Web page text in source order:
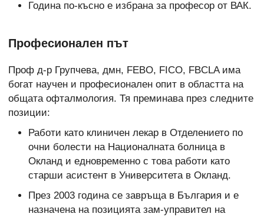
Година по-късно е избрана за професор от ВАК.
Професионален път
Проф д-р Групчева, дмн, FEBO, FICO, FBCLA има
богат научен и професионален опит в областта на
общата офталмология. Тя преминава през следните
позиции:
Работи като клиничен лекар в Отделението по
очни болести на Националната болница в
Окланд и едновременно с това работи като
старши асистент в Университета в Окланд.
През 2003 година се завръща в България и е
назначена на позицията зам-управител на